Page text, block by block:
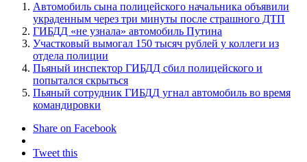
Автомобиль сына полицейского начальника объявили
украденным через три минуты после страшного ДТП
ГИБДД «не узнала» автомобиль Путина
Участковый вымогал 150 тысяч рублей у коллеги из
отдела полиции
Пьяный инспектор ГИБДД сбил полицейского и
попытался скрыться
Пьяный сотрудник ГИБДД угнал автомобиль во время
командировки
Share on Facebook
Tweet this